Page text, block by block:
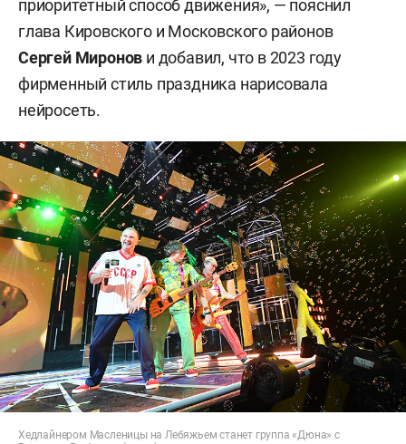
приоритетный способ движения», — пояснил
глава Кировского и Московского районов
Сергей Миронов и добавил, что в 2023 году
фирменный стиль праздника нарисовала
нейросеть.
Хедлайнером Масленицы на Лебяжьем станет группа «Дюна» с